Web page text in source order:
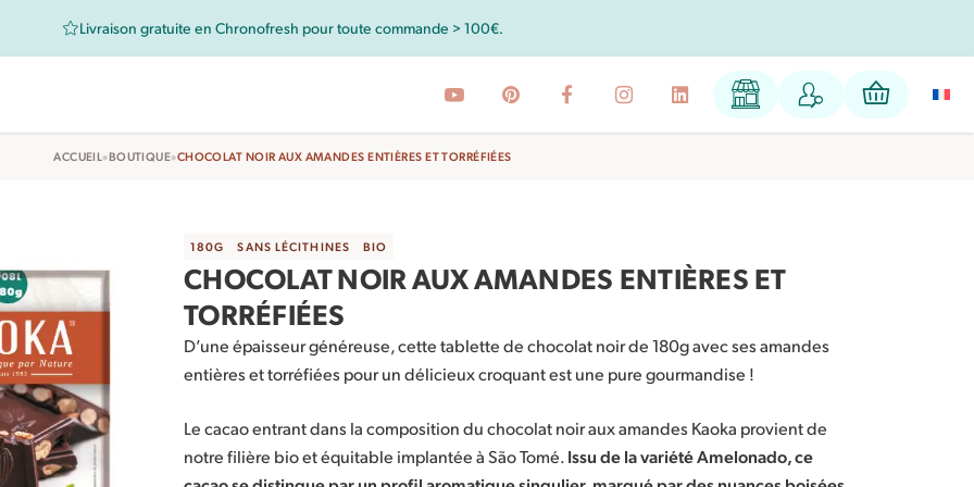
Retrouvez aussi les chocolats Kaoka dans votre magasin bio !
ACCUEIL•BOUTIQUE•CHOCOLAT NOIR AUX AMANDES ENTIÈRES ET TORRÉFIÉES
180G SANS LÉCITHINES BIO
CHOCOLAT NOIR AUX AMANDES ENTIÈRES ET
TORRÉFIÉES
D’une épaisseur généreuse, cette tablette de chocolat noir de 180g avec ses amandes
entières et torréfiées pour un délicieux croquant est une pure gourmandise !
Le cacao entrant dans la composition du chocolat noir aux amandes Kaoka provient de
notre filière bio et équitable implantée à São Tomé. Issu de la variété Amelonado, ce